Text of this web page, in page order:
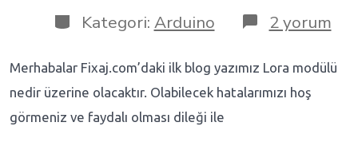
Kategori: Arduino 2 yorum
Merhabalar Fixaj.com’daki ilk blog yazımız Lora modülü
nedir üzerine olacaktır. Olabilecek hatalarımızı hoş
görmeniz ve faydalı olması dileği ile